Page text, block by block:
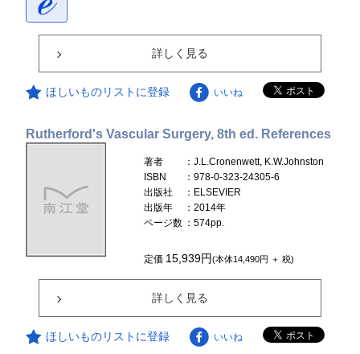
詳しく見る
ほしいものリストに登録 いいね
Rutherford's Vascular Surgery, 8th ed. References
著者
：J.L.Cronenwett, K.W.Johnston
ISBN
：978-0-323-24305-6
出版社
：ELSEVIER
出版年
：2014年
ページ数 ：574pp.
定価 15,939円(本体14,490円 ＋ 税)
詳しく見る
ほしいものリストに登録 いいね